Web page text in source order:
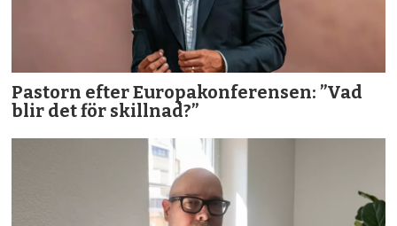
Pastorn efter Europakonferensen: ”Vad
blir det för skillnad?”